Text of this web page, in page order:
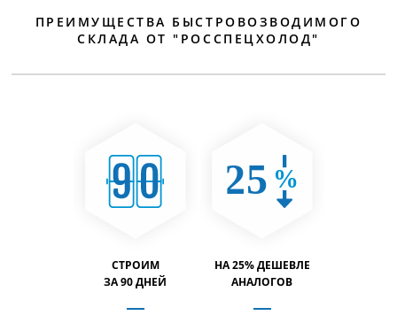
ПРЕИМУЩЕСТВА БЫСТРОВОЗВОДИМОГО
СКЛАДА ОТ "РОССПЕЦХОЛОД"
СТРОИМ
ЗА 90 ДНЕЙ
НА 25% ДЕШЕВЛЕ
АНАЛОГОВ